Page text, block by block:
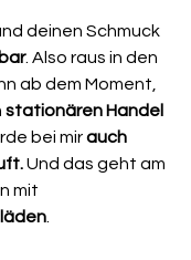
deinen Schmuck
. Also raus in den
ab dem Moment,
stationären Handel
bei mir auch
Und das geht am
mit